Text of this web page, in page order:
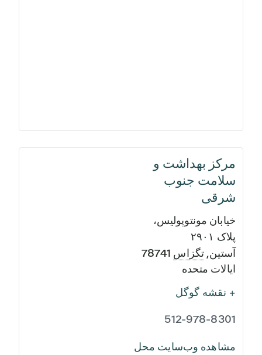
مرکز بهداشت و
سلامت جنوب
شرقی
خیابان مونتوپولیس،
پلاک ۲۹۰۱
آستین, تگزاس 78741
ایالات متحده
+ نقشه گوگل
512-978-8301
مشاهده وب‌سایت محل